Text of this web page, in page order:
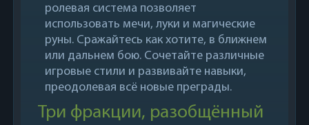
ролевая система позволяет
использовать мечи, луки и магические
руны. Сражайтесь как хотите, в ближнем
или дальнем бою. Сочетайте различные
игровые стили и развивайте навыки,
преодолевая всё новые преграды.
Три фракции, разобщённый